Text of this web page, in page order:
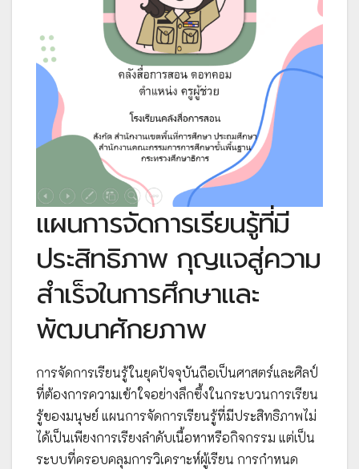
แผนการจัดการเรียนรู้ที่มี
ประสิทธิภาพ กุญแจสู่ความ
สำเร็จในการศึกษาและ
พัฒนาศักยภาพ
การจัดการเรียนรู้ในยุคปัจจุบันถือเป็นศาสตร์และศิลป์
ที่ต้องการความเข้าใจอย่างลึกซึ้งในกระบวนการเรียน
รู้ของมนุษย์ แผนการจัดการเรียนรู้ที่มีประสิทธิภาพไม่
ได้เป็นเพียงการเรียงลำดับเนื้อหาหรือกิจกรรม แต่เป็น
ระบบที่ครอบคลุมการวิเคราะห์ผู้เรียน การกำหนด